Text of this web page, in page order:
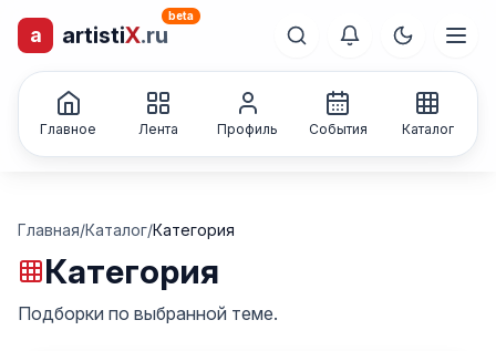
a artistiX.ru
Каталог творческих
лиц и коллективов
beta
Главное Лента Профиль События Каталог
Главная/Каталог/Категория
Категория
Подборки по выбранной теме.